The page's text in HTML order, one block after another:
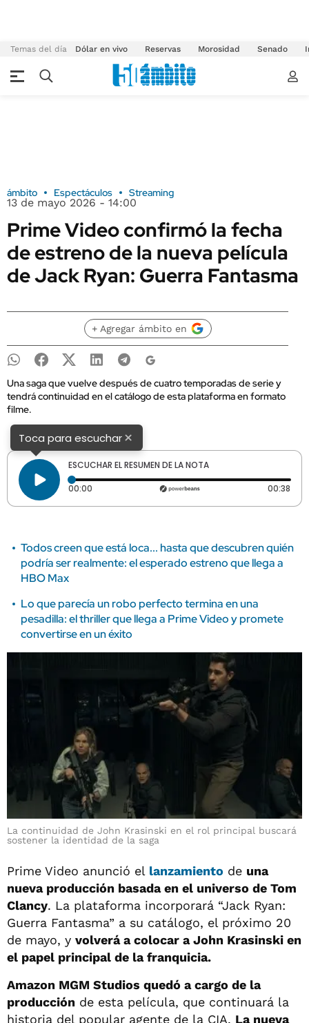
Temas del día Dólar en vivo Reservas Morosidad Senado
ámbito Espectáculos Streaming
13 de mayo 2026 - 14:00
Prime Video confirmó la fecha
de estreno de la nueva película
de Jack Ryan: Guerra Fantasma
+ Agregar ámbito en
Una saga que vuelve después de cuatro temporadas de serie y
tendrá continuidad en el catálogo de esta plataforma en formato
filme.
Toca para escuchar×
ESCUCHAR EL RESUMEN DE LA NOTA
00:00 Tiempo transcurrido: 0 segundos 00:38
Todos creen que está loca... hasta que descubren quién
podría ser realmente: el esperado estreno que llega a
HBO Max
Lo que parecía un robo perfecto termina en una
pesadilla: el thriller que llega a Prime Video y promete
convertirse en un éxito
La continuidad de John Krasinski en el rol principal buscará
sostener la identidad de la saga
Prime Video anunció el lanzamiento de una
nueva producción basada en el universo de Tom
Clancy. La plataforma incorporará “Jack Ryan:
Guerra Fantasma” a su catálogo, el próximo 20
de mayo, y volverá a colocar a John Krasinski en
el papel principal de la franquicia.
Amazon MGM Studios quedó a cargo de la
producción de esta película, que continuará la
historia del popular agente de la CIA. La nueva